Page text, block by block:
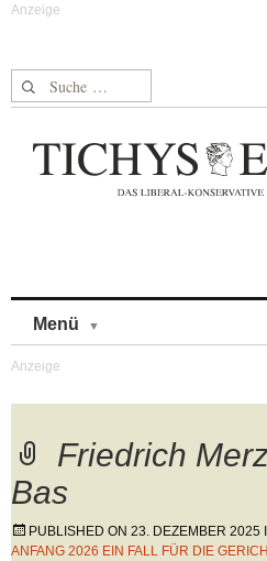
Suche nach:
Menü
Friedrich
Bas
PUBLISHED ON 23. DEZEMBER 2025
ANFANG 2026 EIN FALL FÜR DIE